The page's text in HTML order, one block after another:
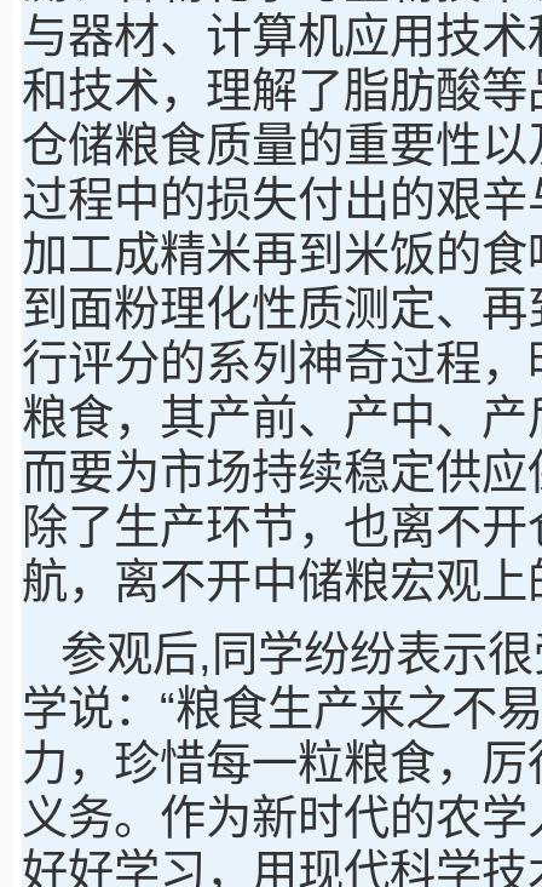
与器材、计算机应用技
和技术，理解了脂肪酸
仓储粮食质量的重要性
过程中的损失付出的艰
加工成精米再到米饭的
到面粉理化性质测定、
行评分的系列神奇过程
粮食，其产前、产中、
而要为市场持续稳定供
除了生产环节，也离不
航，离不开中储粮宏观上
参观后,同学纷纷表示
学说：“粮食生产来之不
力，珍惜每一粒粮食，
义务。作为新时代的农
好好学习，用现代科学